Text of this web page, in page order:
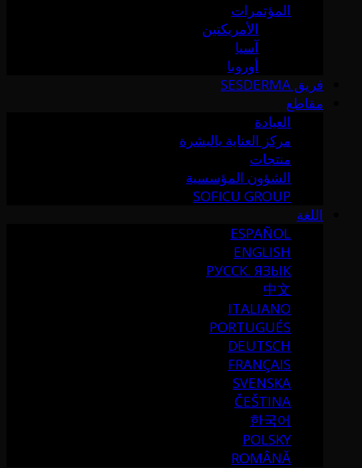
المؤتمرات
الأمريكتين
آسيا
أوروبا
فريق SESDERMA
مقاطع
العيادة
مركز العناية بالبشرة
منتجات
الشؤون المؤسسية
SOFICU GROUP
اللغة
ESPAÑOL
ENGLISH
РУССК. ЯЗЫК
中文
ITALIANO
PORTUGUÉS
DEUTSCH
FRANÇAIS
SVENSKA
ČEŠTINA
한국어
POLSKY
ROMÂNĂ